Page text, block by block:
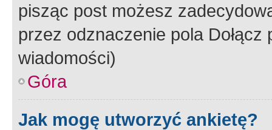
pisząc post możesz
przez odznaczenie pola
wiadomości)
Góra
Jak mogę utworzyć ankietę?